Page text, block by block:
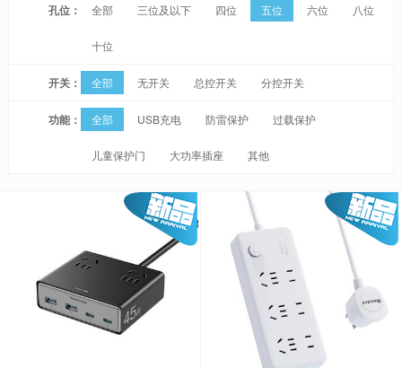
孔位： 全部 三位及以下 四位 五位 六位 八位
十位
开关： 全部 无开关 总控开关 分控开关
功能： 全部 USB充电 防雷保护 过载保护
儿童保护门 大功率插座 其他